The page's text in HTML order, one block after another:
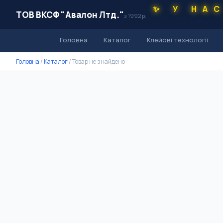
ТОВ ВКСФ "Авалон Лтд."з 1992 р.
✨ У
Головна Каталог Клейові технології
Головна / Каталог/Товар не знайдено